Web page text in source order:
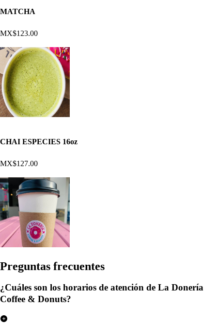
MATCHA
MX$123.00
CHAI ESPECIES 16oz
MX$127.00
Preguntas frecuentes
¿Cuáles son los horarios de atención de La Donería
Coffee & Donuts?